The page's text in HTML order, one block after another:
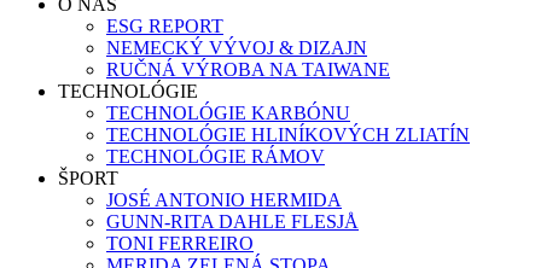
O NÁS
ESG REPORT
NEMECKÝ VÝVOJ & DIZAJN
RUČNÁ VÝROBA NA TAIWANE
TECHNOLÓGIE
TECHNOLÓGIE KARBÓNU
TECHNOLÓGIE HLINÍKOVÝCH ZLIATÍN
TECHNOLÓGIE RÁMOV
ŠPORT
JOSÉ ANTONIO HERMIDA
GUNN-RITA DAHLE FLESJÅ
TONI FERREIRO